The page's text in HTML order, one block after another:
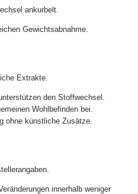
ankurbelt.
Gewichtsabnahme.
Extrakte.
den Stoffwechsel.
Wohlbefinden bei.
ohne künstliche Zusätze.
innerhalb weniger